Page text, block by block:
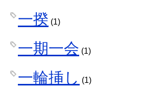
一揆 (1)
一期一会 (1)
一輪挿し (1)